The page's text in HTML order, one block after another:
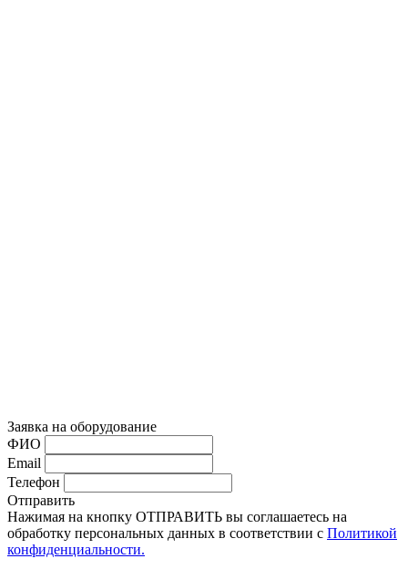
Заявка на оборудование
ФИО
Email
Телефон
Отправить
Нажимая на кнопку ОТПРАВИТЬ вы соглашаетесь на
обработку персональных данных в соответствии с Политикой
конфиденциальности.